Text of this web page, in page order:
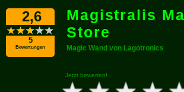
2,6
5
Bewertungen
Magistralis
Store
Magic Wand von Lagotronics
Jetzt bewerten!